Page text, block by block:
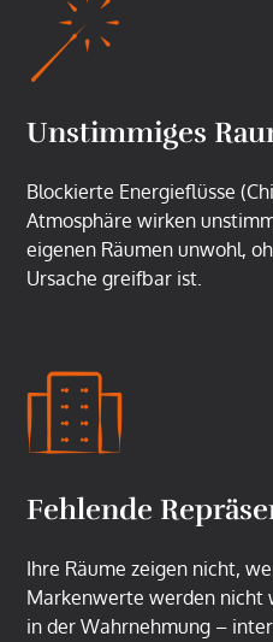
Unstimmiges
Blockierte Energieflüsse
Atmosphäre wirken
eigenen Räumen unwohl,
Ursache greifbar ist.
Fehlende
Ihre Räume zeigen nicht,
Markenwerte werden nicht
in der Wahrnehmung –